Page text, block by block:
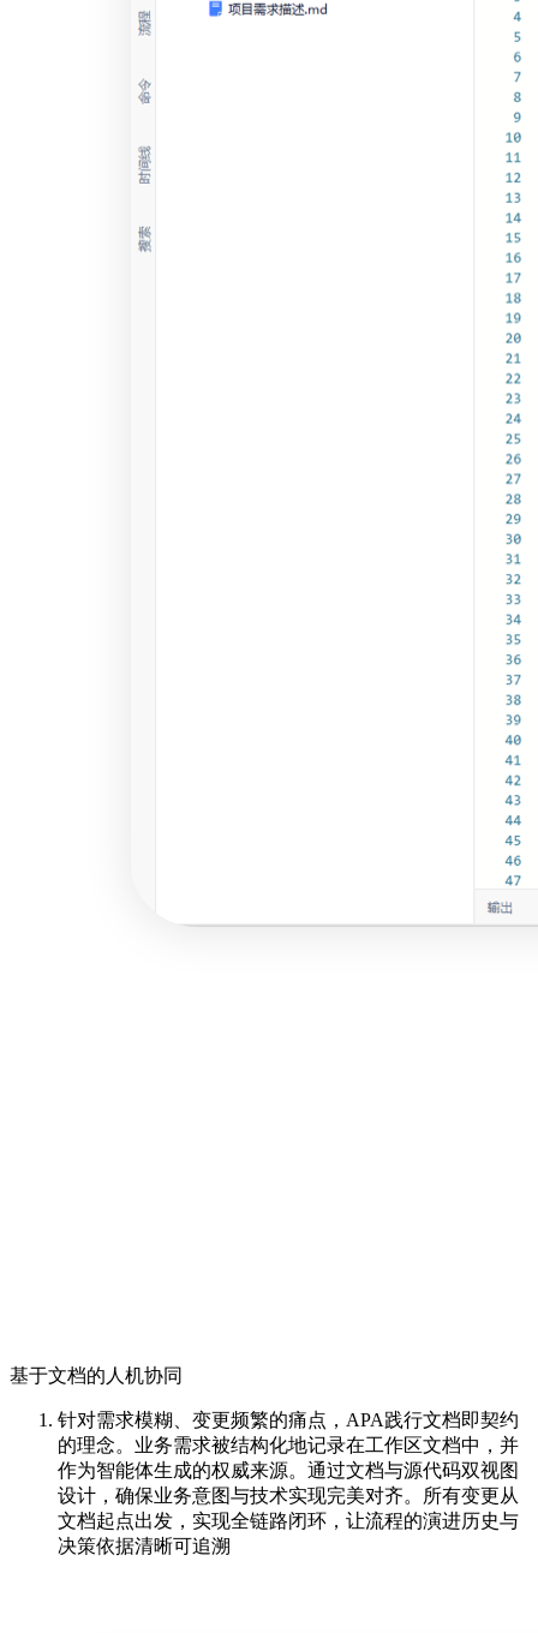
基于文档的人机协同
针对需求模糊、变更频繁的痛点，APA践行文档即契约
的理念。业务需求被结构化地记录在工作区文档中，并
作为智能体生成的权威来源。通过文档与源代码双视图
设计，确保业务意图与技术实现完美对齐。所有变更从
文档起点出发，实现全链路闭环，让流程的演进历史与
决策依据清晰可追溯